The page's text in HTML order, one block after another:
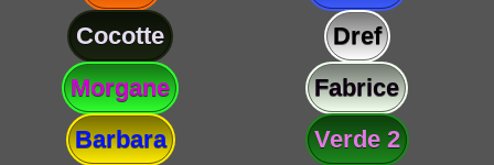
Cocotte
Dref
Morgane
Fabrice
Barbara
Verde 2